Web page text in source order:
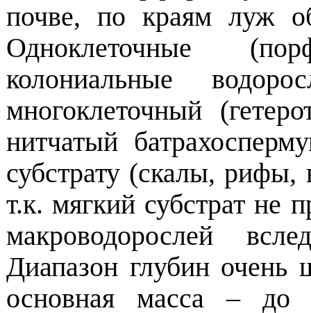
почве, по краям луж
Одноклеточные
колониальные
многоклеточный
нитчатый
субстрату (скалы,
т.к. мягкий субстрат не
макроводорослей
Диапазон глубин
основная масса – до